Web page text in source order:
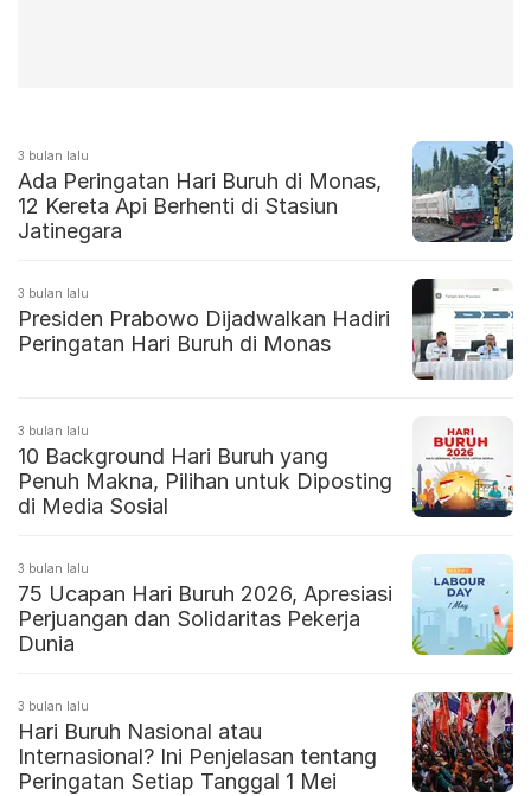
3 bulan lalu
Ada Peringatan Hari Buruh di Monas,
12 Kereta Api Berhenti di Stasiun
Jatinegara
3 bulan lalu
Presiden Prabowo Dijadwalkan Hadiri
Peringatan Hari Buruh di Monas
3 bulan lalu
10 Background Hari Buruh yang
Penuh Makna, Pilihan untuk Diposting
di Media Sosial
3 bulan lalu
75 Ucapan Hari Buruh 2026, Apresiasi
Perjuangan dan Solidaritas Pekerja
Dunia
3 bulan lalu
Hari Buruh Nasional atau
Internasional? Ini Penjelasan tentang
Peringatan Setiap Tanggal 1 Mei